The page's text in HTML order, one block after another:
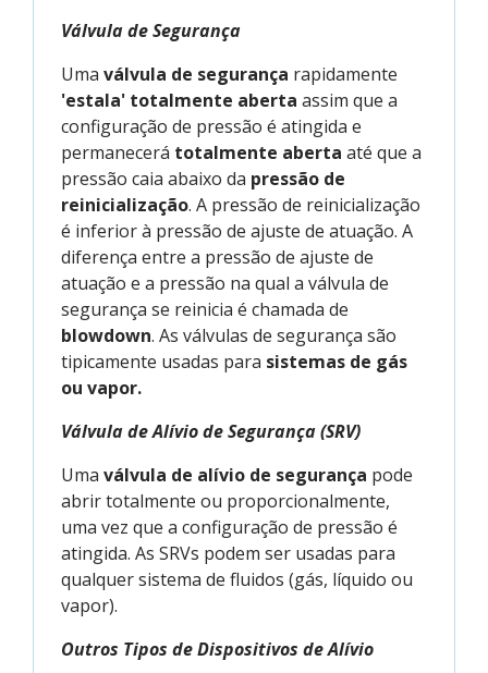
Válvula de Segurança
Uma válvula de segurança rapidamente
'estala' totalmente aberta assim que a
configuração de pressão é atingida e
permanecerá totalmente aberta até que a
pressão caia abaixo da pressão de
reinicialização. A pressão de reinicialização
é inferior à pressão de ajuste de atuação. A
diferença entre a pressão de ajuste de
atuação e a pressão na qual a válvula de
segurança se reinicia é chamada de
blowdown. As válvulas de segurança são
tipicamente usadas para sistemas de gás
ou vapor.
Válvula de Alívio de Segurança (SRV)
Uma válvula de alívio de segurança pode
abrir totalmente ou proporcionalmente,
uma vez que a configuração de pressão é
atingida. As SRVs podem ser usadas para
qualquer sistema de fluidos (gás, líquido ou
vapor).
Outros Tipos de Dispositivos de Alívio